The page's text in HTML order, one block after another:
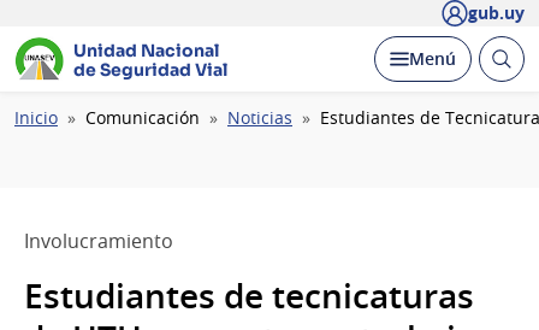
gub.uy
Unidad Nacional
de Seguridad Vial
Desplegar
Menú Abrir
Ruta
Inicio Comunicación Noticias Estudiantes de
Involucramiento
Estudiantes de tecnicaturas